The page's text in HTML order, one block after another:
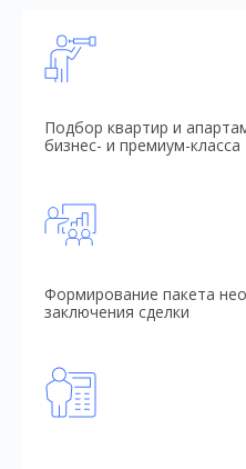
Подбор квартир и
бизнес- и премиум-класса
Формирование пакета
заключения сделки